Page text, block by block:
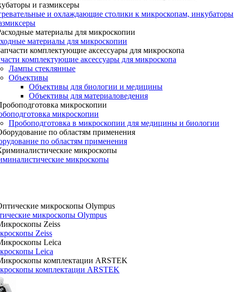
и охлаждающие столики к микроскопам, инкубаторы
материалы для микроскопии
комплектующие аксессуары для микроскопа
Лампы стеклянные
Объективы
Объективы для биологии и медицины
Объективы для материаловедения
микроскопии
Пробоподготовка в микроскопии для медицины и биологии
по областям применения
микроскопы
микроскопы Olympus
Zeiss
Leica
комплектации ARSTEK